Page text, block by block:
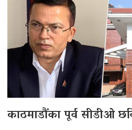
काठमाडौंका पूर्व सीडीओ